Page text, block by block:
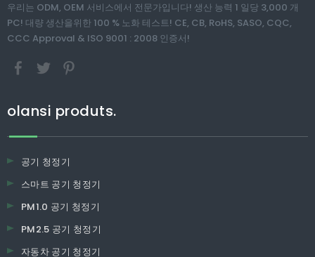
우리는 ODM, OEM 서비스에서 전문가입니다! 생산 능력 1 일당 3,000 개
PC! 대량 생산을위한 100 % 노화 테스트! CE, CB, RoHS, SASO, CQC,
CCC Approval & ISO 9001 : 2008 인증서!
olansi produts.
공기 청정기
스마트 공기 청정기
PM1.0 공기 청정기
PM2.5 공기 청정기
자동차 공기 청정기